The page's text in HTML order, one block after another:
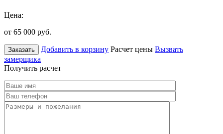
Цена:
от 65 000 руб.
Заказать Добавить в корзину Расчет цены Вызвать
замерщика
Получить расчет